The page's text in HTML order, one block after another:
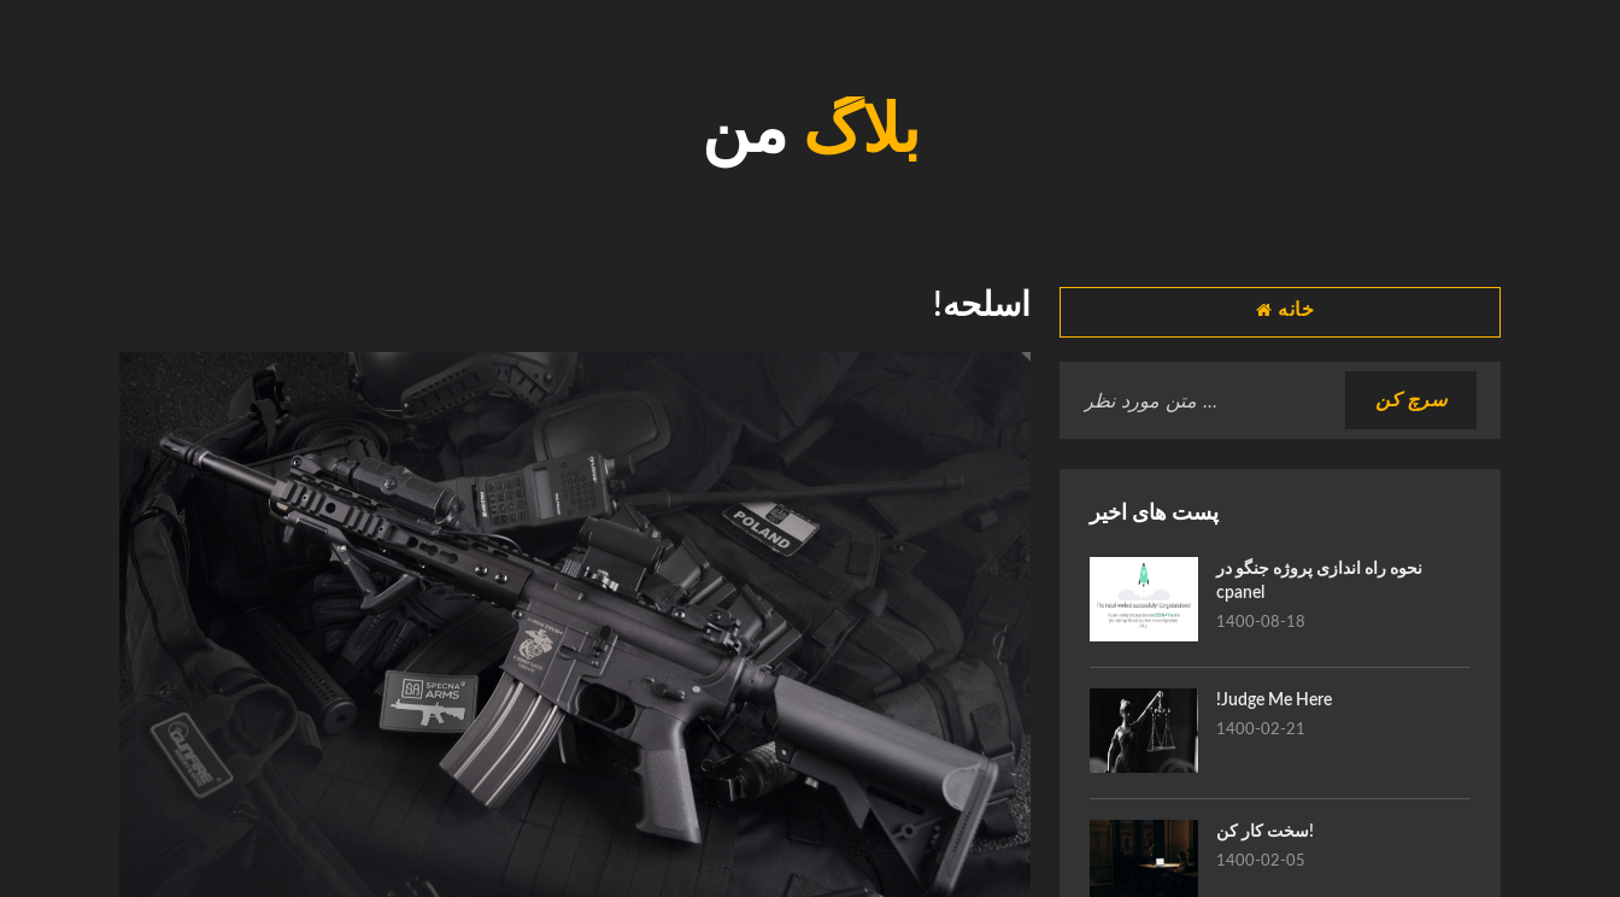
من بلاگ
اسلحه! خانه
پست های اخیر
نحوه راه اندازی پروژه جنگو در
cpanel
1400-08-18
!Judge Me Here
1400-02-21
سخت کار کن!
1400-02-05